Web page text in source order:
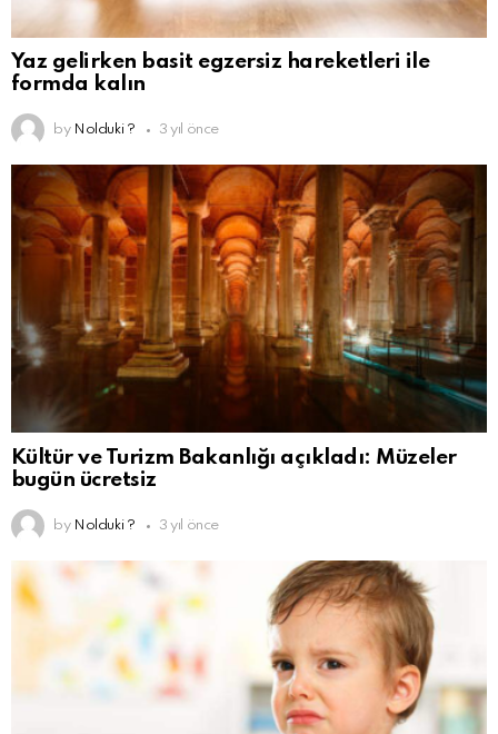
Yaz gelirken basit egzersiz hareketleri ile
formda kalın
by Nolduki ? 3 yıl önce
Kültür ve Turizm Bakanlığı açıkladı: Müzeler
bugün ücretsiz
by Nolduki ? 3 yıl önce